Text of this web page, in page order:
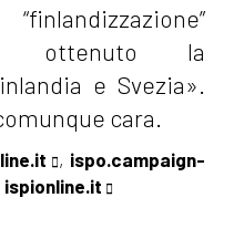
ottenuto la
e Svezia».
cara.
, ispo.campaign-
ispionline.it